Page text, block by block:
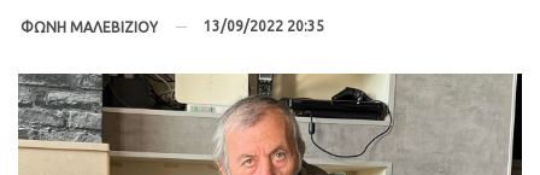
ΦΩΝΗ ΜΑΛΕΒΙΖΙΟΥ 13/09/2022 20:35